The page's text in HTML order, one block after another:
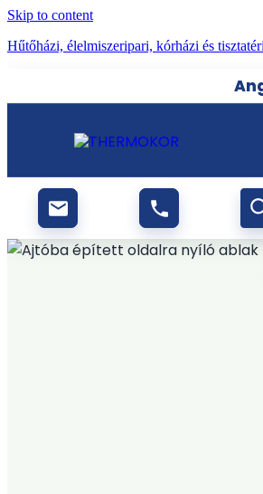
Skip to content
Hűtőházi, élelmiszeripari, kórházi és